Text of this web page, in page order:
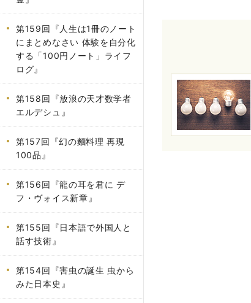
第159回『人生は1冊のノート
にまとめなさい 体験を自分化
する「100円ノート」ライフ
ログ』
第158回『放浪の天才数学者
エルデシュ』
第157回『幻の麵料理 再現
100品』
第156回『龍の耳を君に デ
フ・ヴォイス新章』
第155回『日本語で外国人と
話す技術』
第154回『害虫の誕生 虫から
みた日本史』